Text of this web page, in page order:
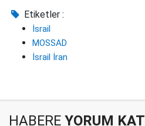
Etiketler :
İsrail
MOSSAD
İsrail İran
HABERE YORUM KAT